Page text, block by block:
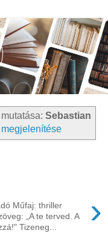
Sebastian
›
Műfaj: thriller
„A te terved. A
Tizeneg...